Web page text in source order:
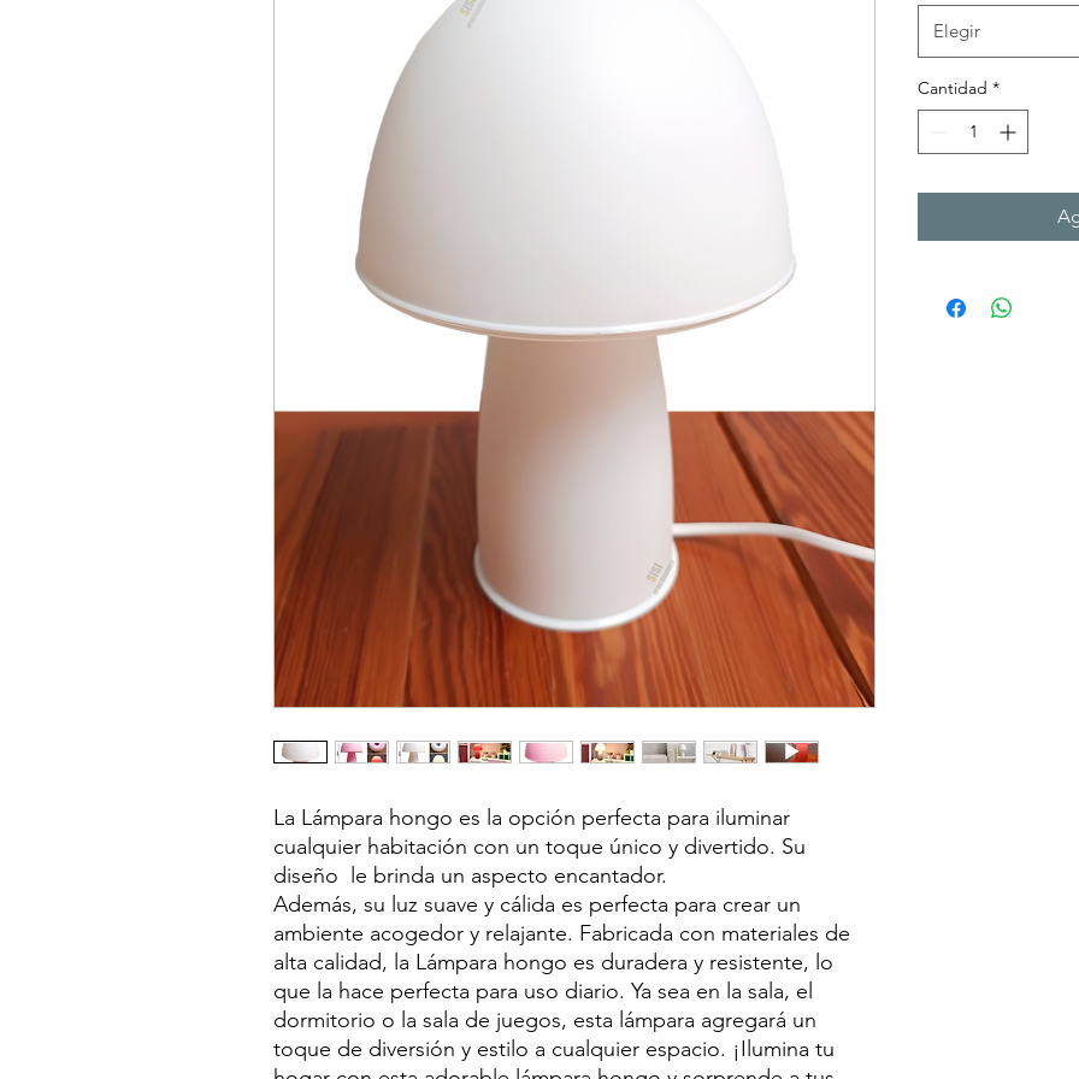
La Lámpara hongo es la opción perfecta para iluminar
cualquier habitación con un toque único y divertido. Su
diseño le brinda un aspecto encantador.
Además, su luz suave y cálida es perfecta para crear un
ambiente acogedor y relajante. Fabricada con materiales de
alta calidad, la Lámpara hongo es duradera y resistente, lo
que la hace perfecta para uso diario. Ya sea en la sala, el
dormitorio o la sala de juegos, esta lámpara agregará un
toque de diversión y estilo a cualquier espacio. ¡Ilumina tu
Elegir
Cantidad *